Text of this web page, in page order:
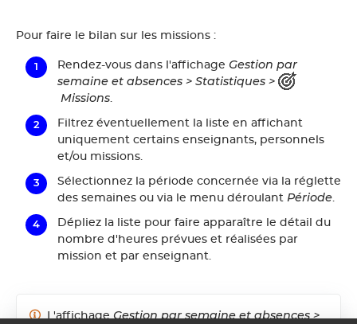
Pour faire le bilan sur les missions :
Rendez-vous dans l'affichage Gestion par
semaine et absences > Statistiques >
Missions.
Filtrez éventuellement la liste en affichant
uniquement certains enseignants, personnels
et/ou missions.
Sélectionnez la période concernée via la réglette
des semaines ou via le menu déroulant Période.
Dépliez la liste pour faire apparaître le détail du
nombre d'heures prévues et réalisées par
mission et par enseignant.
L'affichageGestion par semaine et absences >